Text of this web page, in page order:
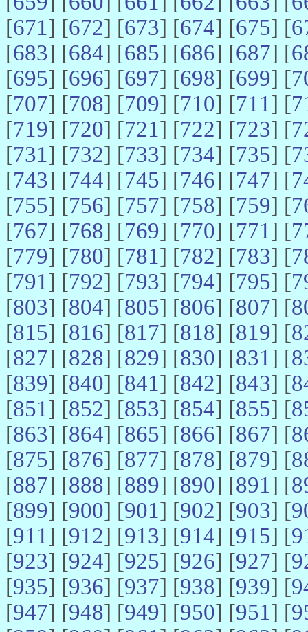
[671] [672] [673] [674] [675] [
[683] [684] [685] [686] [687] [
[695] [696] [697] [698] [699] [
[707] [708] [709] [710] [711] [
[719] [720] [721] [722] [723] [
[731] [732] [733] [734] [735] [
[743] [744] [745] [746] [747] [
[755] [756] [757] [758] [759] [
[767] [768] [769] [770] [771] [
[779] [780] [781] [782] [783] [
[791] [792] [793] [794] [795] [
[803] [804] [805] [806] [807] [
[815] [816] [817] [818] [819] [
[827] [828] [829] [830] [831] [
[839] [840] [841] [842] [843] [
[851] [852] [853] [854] [855] [
[863] [864] [865] [866] [867] [
[875] [876] [877] [878] [879] [
[887] [888] [889] [890] [891] [
[899] [900] [901] [902] [903] [
[911] [912] [913] [914] [915] [
[923] [924] [925] [926] [927] [
[935] [936] [937] [938] [939] [
[947] [948] [949] [950] [951] [